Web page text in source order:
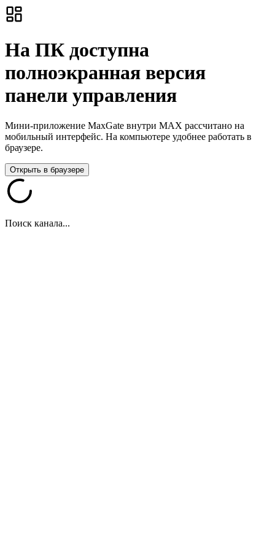
На ПК доступна
полноэкранная версия
панели управления
Мини-приложение MaxGate внутри MAX рассчитано на
мобильный интерфейс. На компьютере удобнее работать в
браузере.
Открыть в браузере
Поиск канала...